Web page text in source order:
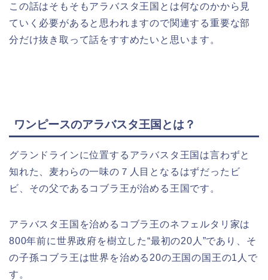
この話はそもそもアラバスタ王国とは何なのかから見
ていく必要があると思われますので関連する重要な部
分だけ抜き取って話をすすめたいと思います。
ワンピースのアラバスタ王国とは？
グランドラインに位置するアラバスタ王国は言わずと
知れた、麦わらの一味の７人目となるはずだったビ
ビ、その父であるコブラ王が治める王国です。
アラバスタ王国を治めるコブラ王のネフェルタリ家は
800年前に世界政府を樹立した“最初の20人”であり、そ
の子孫コブラ王は世界を治める20の王国の国王の1人で
す。